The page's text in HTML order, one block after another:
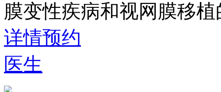
膜变性疾病和视网膜移
详情预约
医生